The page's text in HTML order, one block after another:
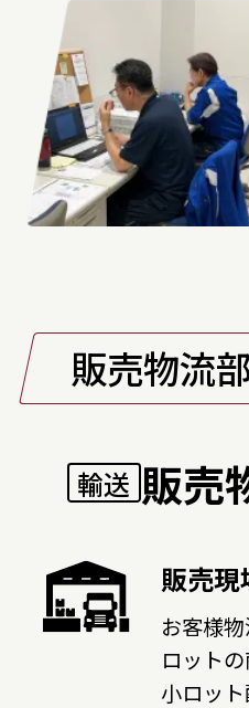
販売物流
輸送 販売
販売
お客様
ロット
小ロッ